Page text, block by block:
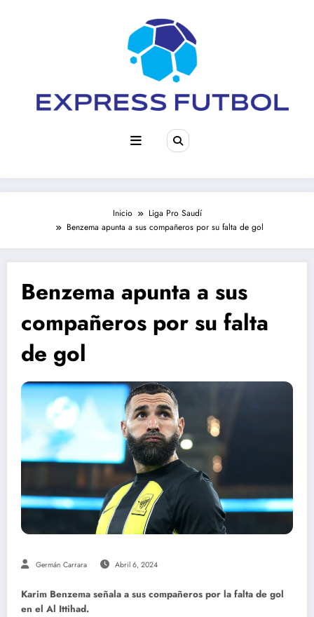
Inicio
Liga Pro Saudí
Benzema apunta a sus compañeros por su falta de gol
Benzema apunta a sus
compañeros por su falta
de gol
Germán Carrara Abril 6, 2024
Karim Benzema señala a sus compañeros por la falta de gol
en el Al Ittihad.